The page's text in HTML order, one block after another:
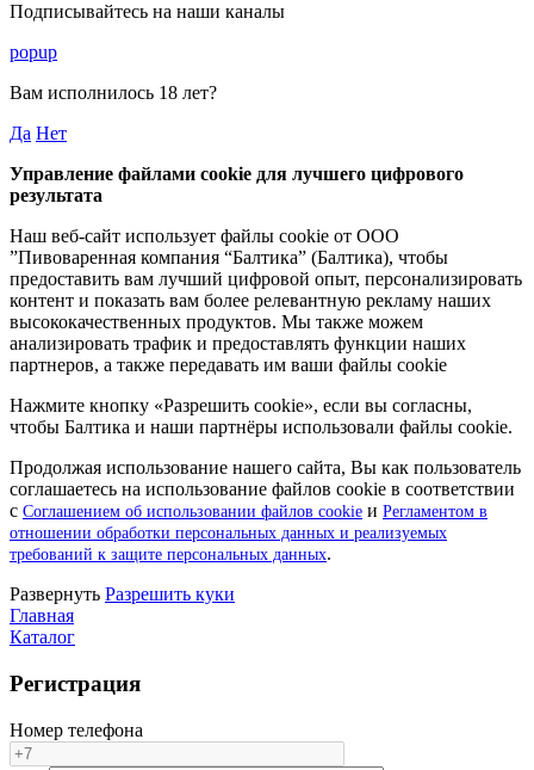
Подписывайтесь на наши каналы
popup
Вам исполнилось 18 лет?
Да Нет
Управление файлами cookie для лучшего цифрового
результата
Наш веб-сайт использует файлы cookie от ООО
”Пивоваренная компания “Балтика” (Балтика), чтобы
предоставить вам лучший цифровой опыт, персонализировать
контент и показать вам более релевантную рекламу наших
высококачественных продуктов. Мы также можем
анализировать трафик и предоставлять функции наших
партнеров, а также передавать им ваши файлы cookie
Нажмите кнопку «Разрешить cookie», если вы согласны,
чтобы Балтика и наши партнёры использовали файлы cookie.
Продолжая использование нашего сайта, Вы как пользователь
соглашаетесь на использование файлов cookie в соответствии
с Соглашением об использовании файлов cookie и Регламентом в
отношении обработки персональных данных и реализуемых
требований к защите персональных данных.
Pазвернуть Разрешить куки
Главная
Каталог
Регистрация
Номер телефона